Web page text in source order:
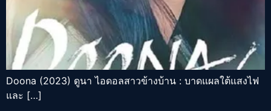
Doona (2023) ดูนา ไอดอลสาวข้างบ้าน : บาดแผลใต้แสงไฟ
และ […]